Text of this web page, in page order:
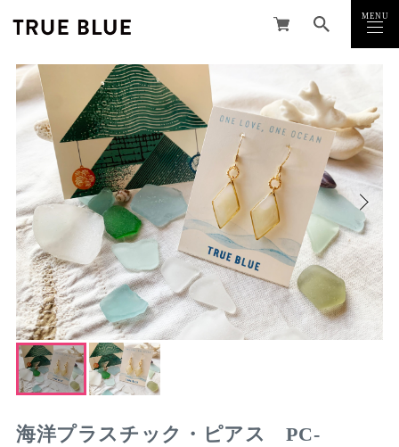
MENU
CLOSE
海洋プラスチック・ピアス PC-